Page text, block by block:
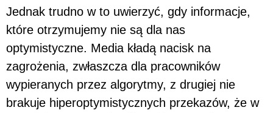
Jednak trudno w to uwierzyć, gdy informacje,
które otrzymujemy nie są dla nas
optymistyczne. Media kładą nacisk na
zagrożenia, zwłaszcza dla pracowników
wypieranych przez algorytmy, z drugiej nie
brakuje hiperoptymistycznych przekazów, że w